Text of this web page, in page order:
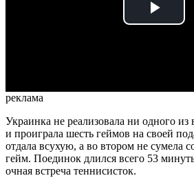
Play
реклама
Украинка не реализовала ни одного
и проиграла шесть геймов на своей
отдала всухую, а во втором не сумела
гейм. Поединок длился всего 53
очная встреча теннисисток.